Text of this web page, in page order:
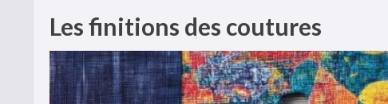
Les finitions des coutures